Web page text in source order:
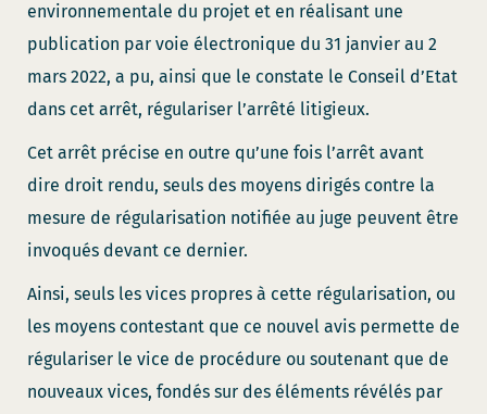
environnementale du projet et en réalisant une
publication par voie électronique du 31 janvier au 2
mars 2022, a pu, ainsi que le constate le Conseil d’Etat
dans cet arrêt, régulariser l’arrêté litigieux.
Cet arrêt précise en outre qu’une fois l’arrêt avant
dire droit rendu, seuls des moyens dirigés contre la
mesure de régularisation notifiée au juge peuvent être
invoqués devant ce dernier.
Ainsi, seuls les vices propres à cette régularisation, ou
les moyens contestant que ce nouvel avis permette de
régulariser le vice de procédure ou soutenant que de
nouveaux vices, fondés sur des éléments révélés par